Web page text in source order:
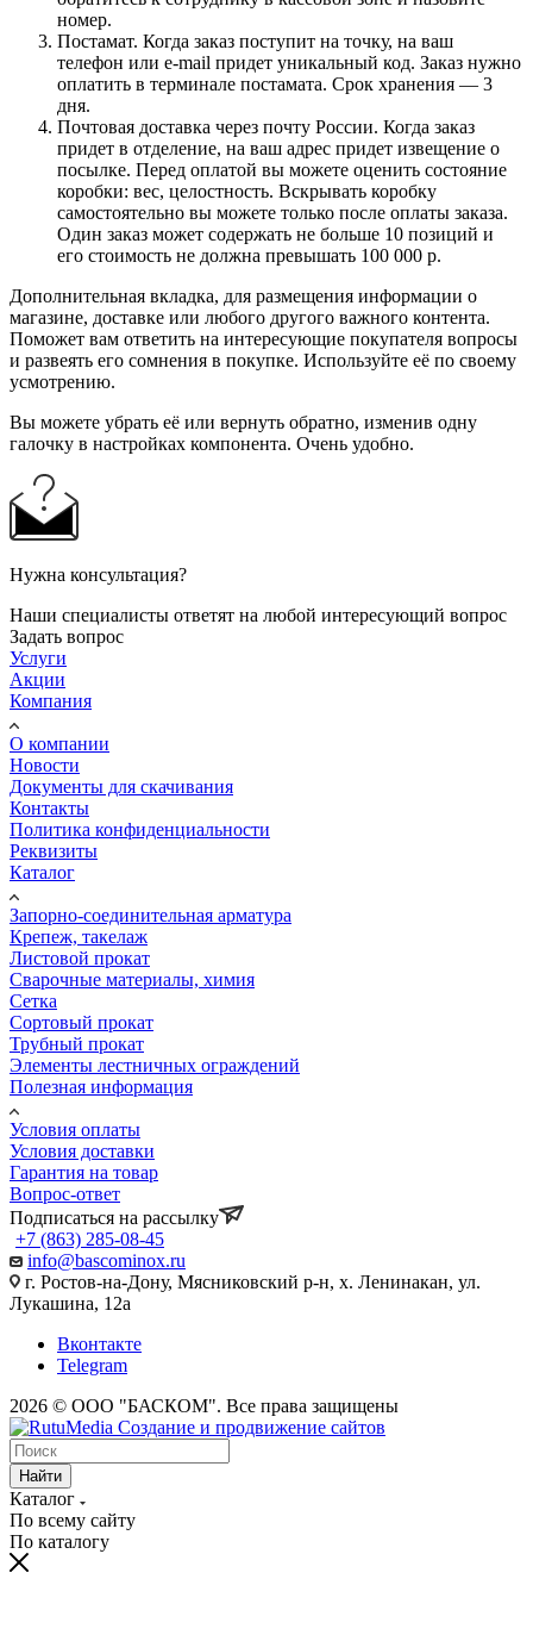
номер.
Постамат. Когда заказ поступит на точку, на ваш
телефон или e-mail придет уникальный код. Заказ нужно
оплатить в терминале постамата. Срок хранения — 3
дня.
Почтовая доставка через почту России. Когда заказ
придет в отделение, на ваш адрес придет извещение о
посылке. Перед оплатой вы можете оценить состояние
коробки: вес, целостность. Вскрывать коробку
самостоятельно вы можете только после оплаты заказа.
Один заказ может содержать не больше 10 позиций и
его стоимость не должна превышать 100 000 р.
Дополнительная вкладка, для размещения информации о
магазине, доставке или любого другого важного контента.
Поможет вам ответить на интересующие покупателя вопросы
и развеять его сомнения в покупке. Используйте её по своему
усмотрению.
Вы можете убрать её или вернуть обратно, изменив одну
галочку в настройках компонента. Очень удобно.
Нужна консультация?
Наши специалисты ответят на любой интересующий вопрос
Задать вопрос
Услуги
Акции
Компания
О компании
Новости
Документы для скачивания
Контакты
Политика конфиденциальности
Реквизиты
Каталог
Запорно-соединительная арматура
Крепеж, такелаж
Листовой прокат
Сварочные материалы, химия
Сетка
Сортовый прокат
Трубный прокат
Элементы лестничных ограждений
Полезная информация
Условия оплаты
Условия доставки
Гарантия на товар
Вопрос-ответ
Подписаться на рассылку
+7 (863) 285-08-45
info@bascominox.ru
г. Ростов-на-Дону, Мясниковский р-н, х. Ленинакан, ул.
Лукашина, 12а
Вконтакте
Telegram
2026 © ООО "БАСКОМ". Все права защищены
Найти
Каталог
По всему сайту
По каталогу